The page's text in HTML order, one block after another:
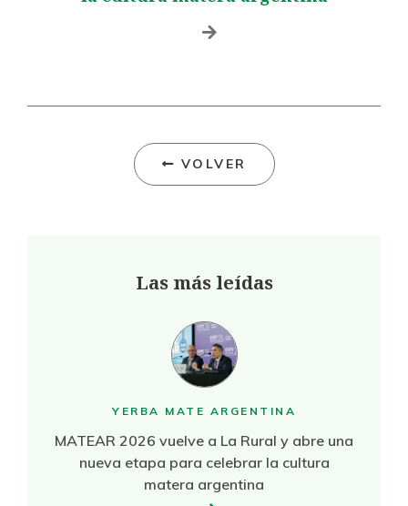
VOLVER
Las más leídas
YERBA MATE ARGENTINA
MATEAR 2026 vuelve a La Rural y abre una
nueva etapa para celebrar la cultura
matera argentina